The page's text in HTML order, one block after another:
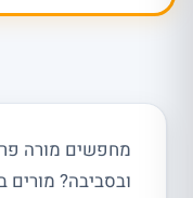
מחפשים מורה
ובסביבה?